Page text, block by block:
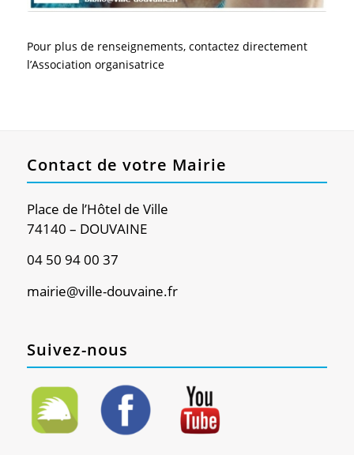
Pour plus de renseignements, contactez directement
l’Association organisatrice
Contact de votre Mairie
Place de l’Hôtel de Ville
74140 – DOUVAINE
04 50 94 00 37
mairie@ville-douvaine.fr
Suivez-nous